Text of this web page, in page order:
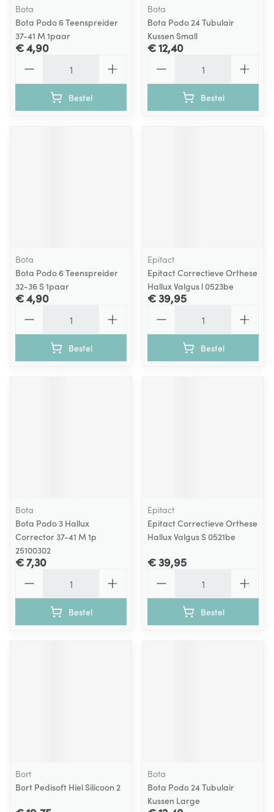
Bota
Bota Podo 6 Teenspreider
37-41 M 1paar
€ 4,90
Bestel
Bota
Bota Podo 24 Tubulair
Kussen Small
€ 12,40
Bestel
Bota
Bota Podo 6 Teenspreider
32-36 S 1paar
€ 4,90
Bestel
Epitact
Epitact Correctieve Orthese
Hallux Valgus l 0523be
€ 39,95
Bestel
Bota
Bota Podo 3 Hallux
Corrector 37-41 M 1p
25100302
€ 7,30
Bestel
Epitact
Epitact Correctieve Orthese
Hallux Valgus S 0521be
€ 39,95
Bestel
Bort
Bort Pedisoft Hiel Silicoon 2
Bota
Bota Podo 24 Tubulair
Kussen Large